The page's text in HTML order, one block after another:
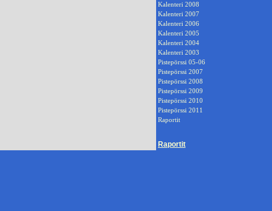
Kalenteri 2008
Kalenteri 2007
Kalenteri 2006
Kalenteri 2005
Kalenteri 2004
Kalenteri 2003
Pistepörssi 05-06
Pistepörssi 2007
Pistepörssi 2008
Pistepörssi 2009
Pistepörssi 2010
Pistepörssi 2011
Raportit
Raportit